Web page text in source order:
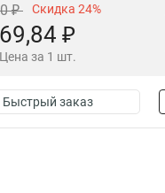
₽ Скидка 24%
69,84 ₽
за 1 шт.
Быстрый заказ